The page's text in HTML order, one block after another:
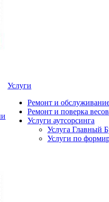
Услуги
Ремонт и
Ремонт и поверка
Услуги аутсорсинга
Услуга Главный
Услуги по